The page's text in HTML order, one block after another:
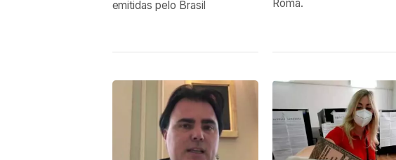
emitidas pelo Brasil
Roma.